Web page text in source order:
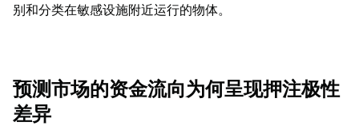
别和分类在敏感设施附近运行的物体。
预测市场的资金流向为何呈现押注极性
差异